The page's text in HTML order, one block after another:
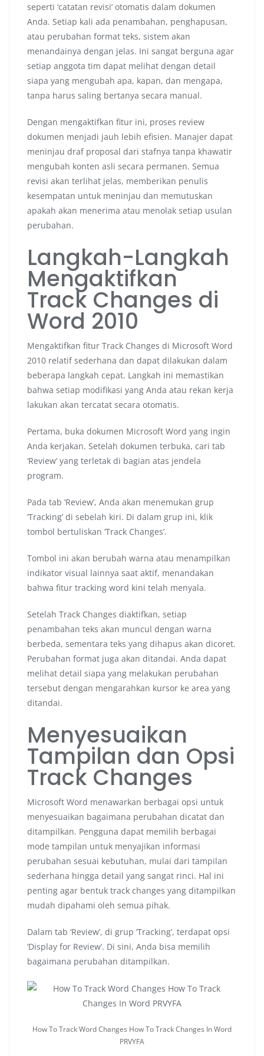
seperti ‘catatan revisi’ otomatis dalam dokumen
Anda. Setiap kali ada penambahan, penghapusan,
atau perubahan format teks, sistem akan
menandainya dengan jelas. Ini sangat berguna agar
setiap anggota tim dapat melihat dengan detail
siapa yang mengubah apa, kapan, dan mengapa,
tanpa harus saling bertanya secara manual.
Dengan mengaktifkan fitur ini, proses review
dokumen menjadi jauh lebih efisien. Manajer dapat
meninjau draf proposal dari stafnya tanpa khawatir
mengubah konten asli secara permanen. Semua
revisi akan terlihat jelas, memberikan penulis
kesempatan untuk meninjau dan memutuskan
apakah akan menerima atau menolak setiap usulan
perubahan.
Langkah-Langkah
Mengaktifkan
Track Changes di
Word 2010
Mengaktifkan fitur Track Changes di Microsoft Word
2010 relatif sederhana dan dapat dilakukan dalam
beberapa langkah cepat. Langkah ini memastikan
bahwa setiap modifikasi yang Anda atau rekan kerja
lakukan akan tercatat secara otomatis.
Pertama, buka dokumen Microsoft Word yang ingin
Anda kerjakan. Setelah dokumen terbuka, cari tab
‘Review’ yang terletak di bagian atas jendela
program.
Pada tab ‘Review’, Anda akan menemukan grup
‘Tracking’ di sebelah kiri. Di dalam grup ini, klik
tombol bertuliskan ‘Track Changes’.
Tombol ini akan berubah warna atau menampilkan
indikator visual lainnya saat aktif, menandakan
bahwa fitur tracking word kini telah menyala.
Setelah Track Changes diaktifkan, setiap
penambahan teks akan muncul dengan warna
berbeda, sementara teks yang dihapus akan dicoret.
Perubahan format juga akan ditandai. Anda dapat
melihat detail siapa yang melakukan perubahan
tersebut dengan mengarahkan kursor ke area yang
ditandai.
Menyesuaikan
Tampilan dan Opsi
Track Changes
Microsoft Word menawarkan berbagai opsi untuk
menyesuaikan bagaimana perubahan dicatat dan
ditampilkan. Pengguna dapat memilih berbagai
mode tampilan untuk menyajikan informasi
perubahan sesuai kebutuhan, mulai dari tampilan
sederhana hingga detail yang sangat rinci. Hal ini
penting agar bentuk track changes yang ditampilkan
mudah dipahami oleh semua pihak.
Dalam tab ‘Review’, di grup ‘Tracking’, terdapat opsi
‘Display for Review’. Di sini, Anda bisa memilih
bagaimana perubahan ditampilkan.
How To Track Word Changes How To Track Changes In Word
PRVYFA